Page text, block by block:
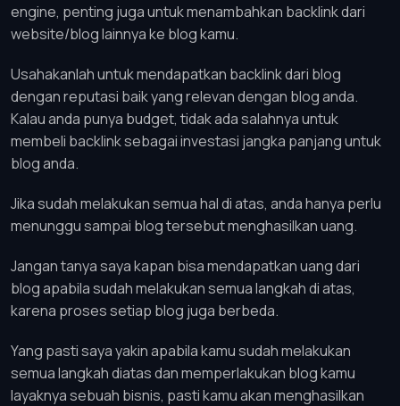
engine, penting juga untuk menambahkan backlink dari
website/blog lainnya ke blog kamu.
Usahakanlah untuk mendapatkan backlink dari blog
dengan reputasi baik yang relevan dengan blog anda.
Kalau anda punya budget, tidak ada salahnya untuk
membeli backlink sebagai investasi jangka panjang untuk
blog anda.
Jika sudah melakukan semua hal di atas, anda hanya perlu
menunggu sampai blog tersebut menghasilkan uang.
Jangan tanya saya kapan bisa mendapatkan uang dari
blog apabila sudah melakukan semua langkah di atas,
karena proses setiap blog juga berbeda.
Yang pasti saya yakin apabila kamu sudah melakukan
semua langkah diatas dan memperlakukan blog kamu
layaknya sebuah bisnis, pasti kamu akan menghasilkan